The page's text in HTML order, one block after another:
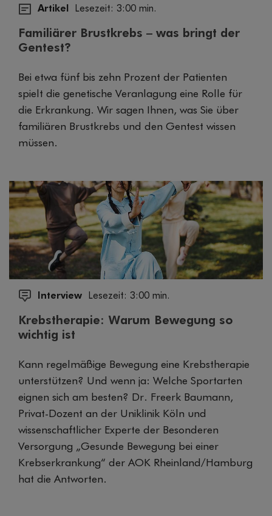
Artikel Lesezeit: 3:00 min.
Familiärer Brustkrebs – was bringt der
Gentest?
Bei etwa fünf bis zehn Prozent der Patienten
spielt die genetische Veranlagung eine Rolle für
die Erkrankung. Wir sagen Ihnen, was Sie über
familiären Brustkrebs und den Gentest wissen
müssen.
Interview Lesezeit: 3:00 min.
Krebstherapie: Warum Bewegung so
wichtig ist
Kann regelmäßige Bewegung eine Krebstherapie
unterstützen? Und wenn ja: Welche Sportarten
eignen sich am besten? Dr. Freerk Baumann,
Privat-Dozent an der Uniklinik Köln und
wissenschaftlicher Experte der Besonderen
Versorgung „Gesunde Bewegung bei einer
Krebserkrankung“ der AOK Rheinland/Hamburg
hat die Antworten.